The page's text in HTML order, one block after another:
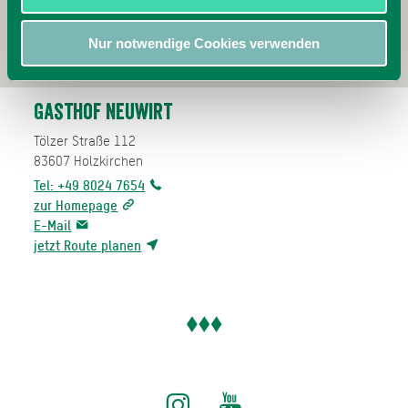
Nur notwendige Cookies verwenden
Gasthof Neuwirt
Tölzer Straße 112
83607 Holzkirchen
Tel: +49 8024 7654
zur Homepage
E-Mail
jetzt Route planen